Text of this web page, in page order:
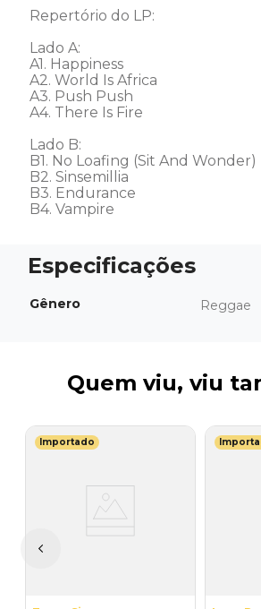
Repertório do LP:
Lado A:
A1. Happiness
A2. World Is Africa
A3. Push Push
A4. There Is Fire
Lado B:
B1. No Loafing (Sit And Wonder)
B2. Sinsemillia
B3. Endurance
B4. Vampire
Gênero Reggae
Quem viu, viu
Importado